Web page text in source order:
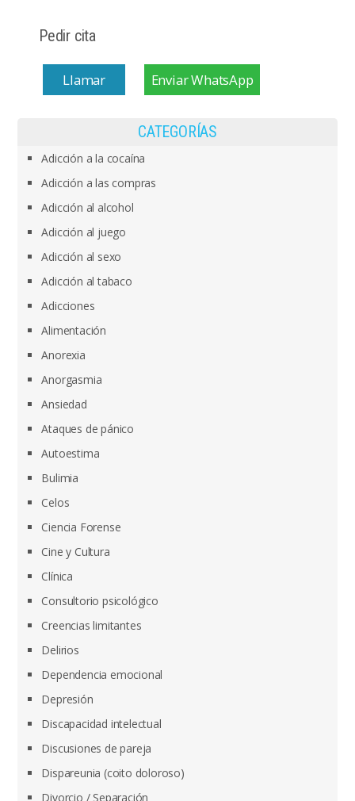
Pedir cita
Llamar Enviar WhatsApp
CATEGORÍAS
Adicción a la cocaína
Adicción a las compras
Adicción al alcohol
Adicción al juego
Adicción al sexo
Adicción al tabaco
Adicciones
Alimentación
Anorexia
Anorgasmia
Ansiedad
Ataques de pánico
Autoestima
Bulimia
Celos
Ciencia Forense
Cine y Cultura
Clínica
Consultorio psicológico
Creencias limitantes
Delirios
Dependencia emocional
Depresión
Discapacidad intelectual
Discusiones de pareja
Dispareunia (coito doloroso)
Divorcio / Separación